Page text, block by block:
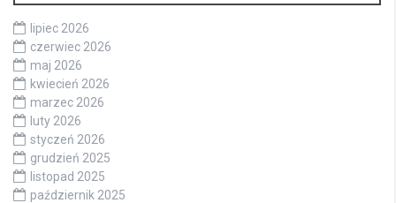
lipiec 2026
czerwiec 2026
maj 2026
kwiecień 2026
marzec 2026
luty 2026
styczeń 2026
grudzień 2025
listopad 2025
październik 2025